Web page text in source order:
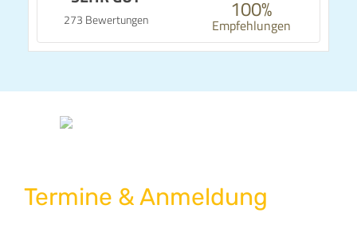
273 Bewertungen 100%
Empfehlungen
Termine & Anmeldung